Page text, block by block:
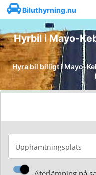
Biluthyrning.nu
Hyrbil i Mayo-
Hyra bil billigt i Mayo-
Upphämtningsplats